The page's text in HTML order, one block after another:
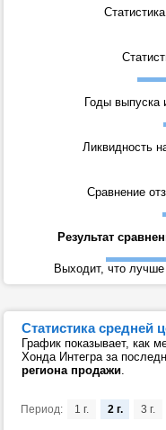
Годы выпуска
Ликвидность
Сравнение
Результат
Выходит, что лучше
Статистика средней
График показывает, как
Хонда Интегра за
региона продажи
Период: 1 г. 2 г. 3 г.